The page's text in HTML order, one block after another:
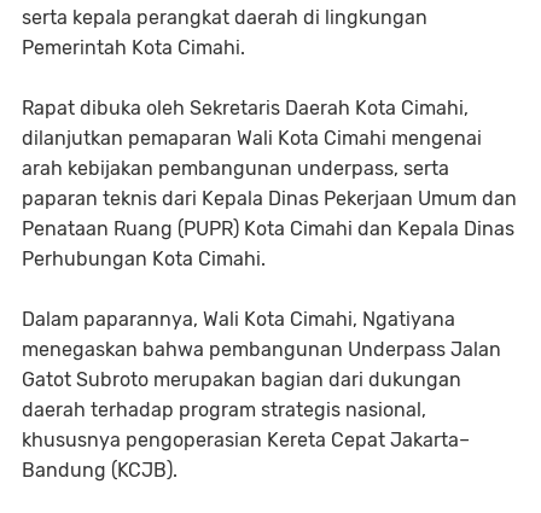
serta kepala perangkat daerah di lingkungan
Pemerintah Kota Cimahi.
Rapat dibuka oleh Sekretaris Daerah Kota Cimahi,
dilanjutkan pemaparan Wali Kota Cimahi mengenai
arah kebijakan pembangunan underpass, serta
paparan teknis dari Kepala Dinas Pekerjaan Umum dan
Penataan Ruang (PUPR) Kota Cimahi dan Kepala Dinas
Perhubungan Kota Cimahi.
Dalam paparannya, Wali Kota Cimahi, Ngatiyana
menegaskan bahwa pembangunan Underpass Jalan
Gatot Subroto merupakan bagian dari dukungan
daerah terhadap program strategis nasional,
khususnya pengoperasian Kereta Cepat Jakarta–
Bandung (KCJB).